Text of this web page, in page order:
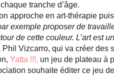
tranche d’âge.
approche en art-thérapie
exemple proposer de
de cette couleur. L’art est
Vizcarro, qui va créer des
Yatta !!!, un jeu de plateau à
souhaite éditer ce jeu